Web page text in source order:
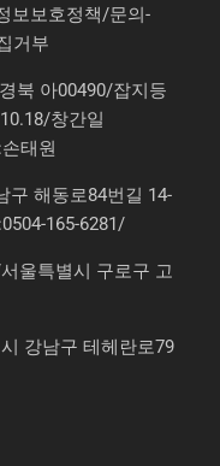
보보호정책/문의-
거부
북 아00490/잡지등
창간일
태원
구 해동로84번길 14-
165-6281/
울특별시 구로구 고
강남구 테헤란로79